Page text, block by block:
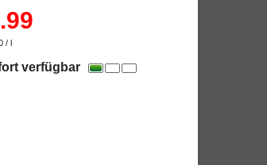
/ l
verfügbar